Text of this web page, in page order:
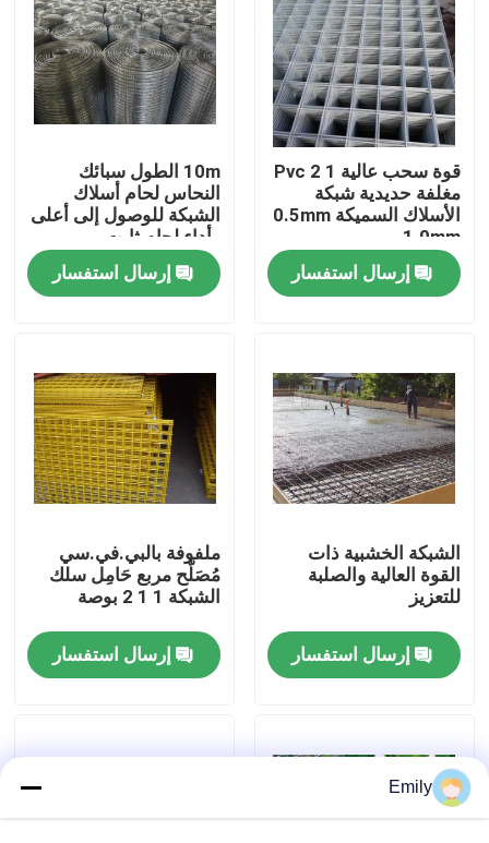
المنزل
المنتجات
جولة في المصنع
مراقبة الجودة
اتصل بنا
توسيع شبكة الأسلاك المعدنية
قوة سحب عالية 1 2 Pvc
مغلفة حديدية شبكة
الأسلاك السميكة 0.5mm
️ 1.0mm
إرسال استفسار
10m الطول سبائك
النحاس لحام أسلاك
الشبكة للوصول إلى أعلى
وأداء لحام ثابت
إرسال استفسار
الشبكة الخشبية ذات
القوة العالية والصلبة
للتعزيز
إرسال استفسار
ملفوفة بالبي.في.سي
مُصَلَّح مربع حَامِل سلك
الشبكة 1 1 2 بوصة
إرسال استفسار
Emily